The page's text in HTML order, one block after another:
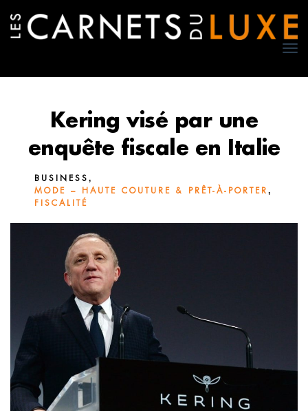
Kering visé par une
enquête fiscale en Italie
BUSINESS ,
MODE – HAUTE COUTURE & PRÊT-À-PORTER ,
FISCALITÉ